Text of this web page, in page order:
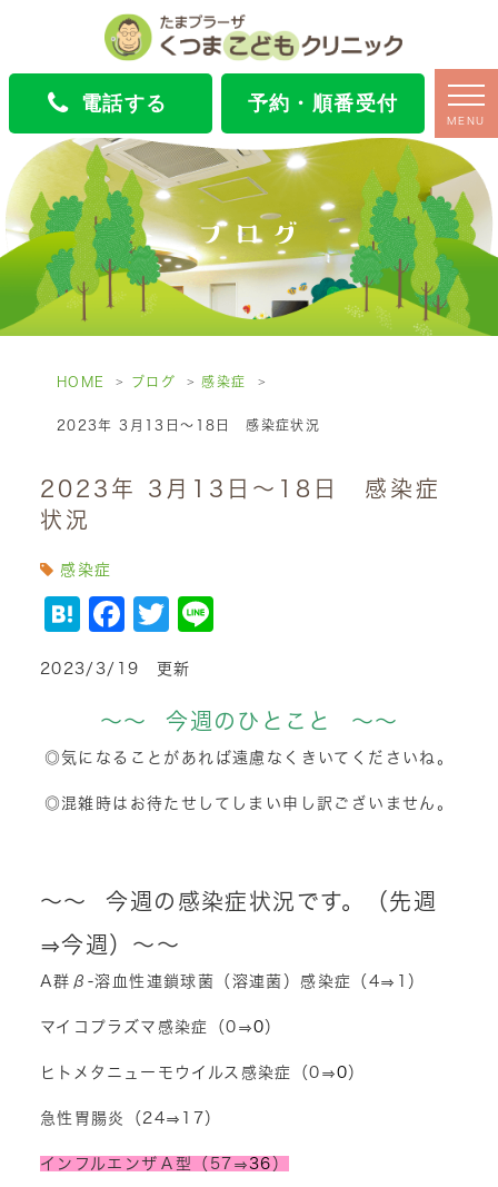
電話する 予約・順番受付
MENU
ブログ
HOME ブログ 感染症
2023年 3月13日～18日 感染症状況
2023年 3月13日～18日 感染症
状況
感染症
Hatena
Facebook
Twitter
2023/3/19 更新
～～ 今週のひとこと ～～
◎気になることがあれば遠慮なくきいてくださいね。
◎混雑時はお待たせしてしまい申し訳ございません。
～～ 今週の感染症状況です。（先週
⇒今週）～～
A群β-溶血性連鎖球菌（溶連菌）感染症（4⇒1）
マイコプラズマ感染症（0⇒0 ）
ヒトメタニューモウイルス感染症（0⇒0 ）
急性胃腸炎（24⇒17）
インフルエンザＡ型（57⇒36 ）